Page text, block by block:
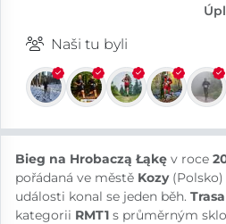
Naši tu byli
Bieg na Hrobaczą Łąkę v roce
pořádaná ve městě Kozy(Polsko)
události konal se jeden běh.
kategorii RMT1 s průměrným